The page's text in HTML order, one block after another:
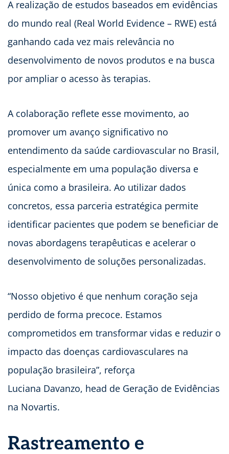
A realização de estudos baseados em evidências
do mundo real (Real World Evidence – RWE) está
ganhando cada vez mais relevância no
desenvolvimento de novos produtos e na busca
por ampliar o acesso às terapias.
A colaboração reflete esse movimento, ao
promover um avanço significativo no
entendimento da saúde cardiovascular no Brasil,
especialmente em uma população diversa e
única como a brasileira. Ao utilizar dados
concretos, essa parceria estratégica permite
identificar pacientes que podem se beneficiar de
novas abordagens terapêuticas e acelerar o
desenvolvimento de soluções personalizadas.
“Nosso objetivo é que nenhum coração seja
perdido de forma precoce. Estamos
comprometidos em transformar vidas e reduzir o
impacto das doenças cardiovasculares na
população brasileira”, reforça
Luciana Davanzo, head de Geração de Evidências
na Novartis.
Rastreamento e